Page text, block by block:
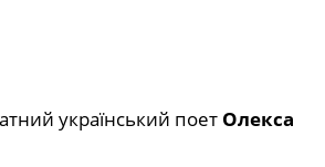
український поет Олекса